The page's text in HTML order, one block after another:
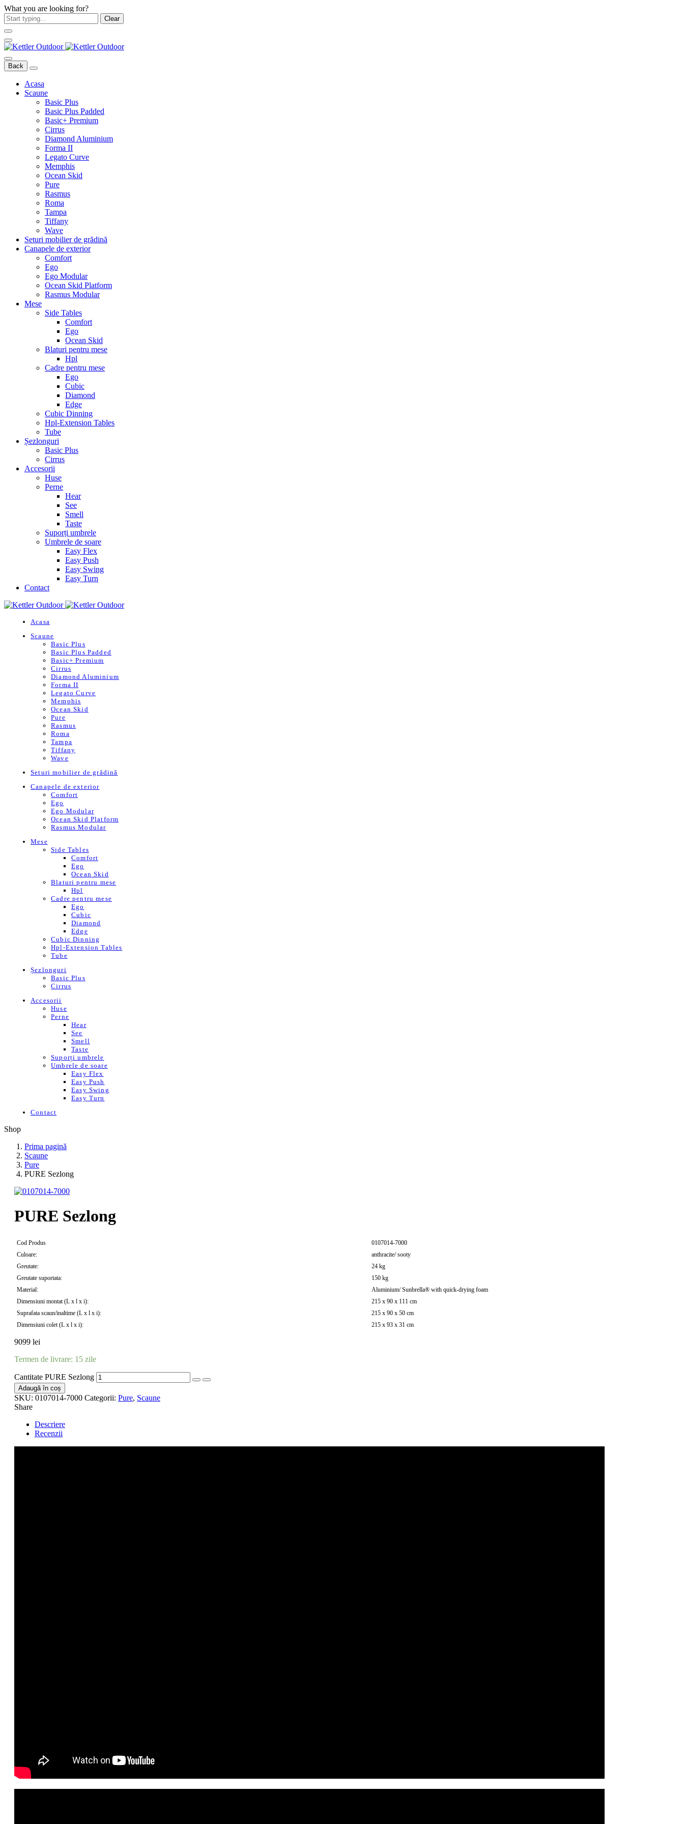
What you are looking for?
Clear
Back
Acasa
Scaune
Basic Plus
Basic Plus Padded
Basic+ Premium
Cirrus
Diamond Aluminium
Forma II
Legato Curve
Memphis
Ocean Skid
Pure
Rasmus
Roma
Tampa
Tiffany
Wave
Seturi mobilier de grădină
Canapele de exterior
Comfort
Ego
Ego Modular
Ocean Skid Platform
Rasmus Modular
Mese
Side Tables
Comfort
Ego
Ocean Skid
Blaturi pentru mese
Hpl
Cadre pentru mese
Ego
Cubic
Diamond
Edge
Cubic Dinning
Hpl-Extension Tables
Tube
Șezlonguri
Basic Plus
Cirrus
Accesorii
Huse
Perne
Hear
See
Smell
Taste
Suporți umbrele
Umbrele de soare
Easy Flex
Easy Push
Easy Swing
Easy Turn
Contact
Acasa
Scaune
Basic Plus
Basic Plus Padded
Basic+ Premium
Cirrus
Diamond Aluminium
Forma II
Legato Curve
Memphis
Ocean Skid
Pure
Rasmus
Roma
Tampa
Tiffany
Wave
Seturi mobilier de grădină
Canapele de exterior
Comfort
Ego
Ego Modular
Ocean Skid Platform
Rasmus Modular
Mese
Side Tables
Comfort
Ego
Ocean Skid
Blaturi pentru mese
Hpl
Cadre pentru mese
Ego
Cubic
Diamond
Edge
Cubic Dinning
Hpl-Extension Tables
Tube
Șezlonguri
Basic Plus
Cirrus
Accesorii
Huse
Perne
Hear
See
Smell
Taste
Suporți umbrele
Umbrele de soare
Easy Flex
Easy Push
Easy Swing
Easy Turn
Contact
Shop
Prima pagină
Scaune
Pure
PURE Sezlong
PURE Sezlong
Cod Produs
0107014-7000
Culoare:
anthracite/ sooty
Greutate:
24 kg
Greutate suportata:
150 kg
Material:
Aluminium/ Sunbrella® with quick-drying foam
Dimensiuni montat (L x l x i):
215 x 90 x 111 cm
Suprafata scaun/inaltime (L x l x i):
215 x 90 x 50 cm
Dimensiuni colet (L x l x i):
215 x 93 x 31 cm
9099 lei
Termen de livrare: 15 zile
Cantitate PURE Sezlong
Adaugă în coș
SKU: 0107014-7000 Categorii: Pure, Scaune
Share
Descriere
Recenzii